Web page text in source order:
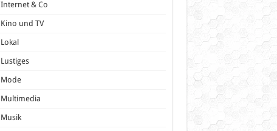
Internet & Co
Kino und TV
Lokal
Lustiges
Mode
Multimedia
Musik